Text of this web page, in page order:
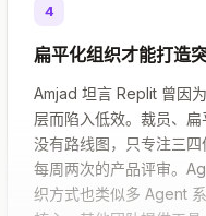
4
扁平化组织才能打造
Amjad 坦言 Replit 曾因
层而陷入低效。裁员、扁
没有路线图，只专注三
每周两次的产品评审。
织方式也类似多 Agent